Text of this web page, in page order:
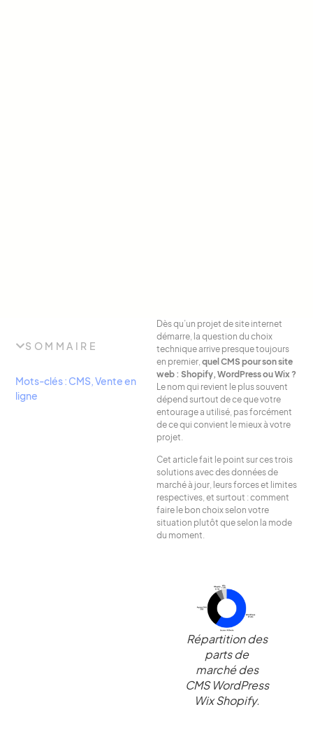
SOMMAIRE
Mots-clés : CMS ,Vente en
ligne
Dès qu’un projet de site internet
démarre, la question du choix
technique arrive presque toujours
en premier, quel CMS pour son site
web : Shopify, WordPress ou Wix ?
Le nom qui revient le plus souvent
dépend surtout de ce que votre
entourage a utilisé, pas forcément
de ce qui convient le mieux à votre
projet.
Cet article fait le point sur ces trois
solutions avec des données de
marché à jour, leurs forces et limites
respectives, et surtout : comment
faire le bon choix selon votre
situation plutôt que selon la mode
du moment.
Répartition des
parts de
marché des
CMS WordPress
Wix Shopify.